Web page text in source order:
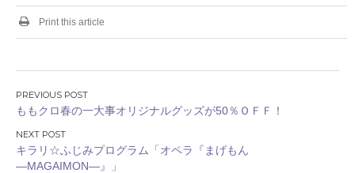
Print this article
投
稿
ナ
ビ
ももクロ春の一大事オリジナルグッズが50％ＯＦＦ！
キラリ☆ふじみプログラム「オペラ『まげもん
―MAGAIMON―』」